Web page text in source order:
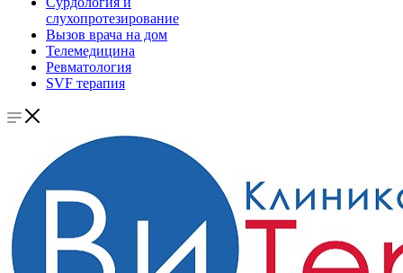
слухопротезирование
Вызов врача на дом
Телемедицина
Ревматология
SVF терапия